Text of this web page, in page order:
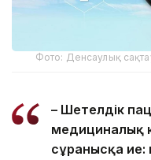
Фото: Денсаулық
– Шетелдік
медициналық
сұранысқа ие: